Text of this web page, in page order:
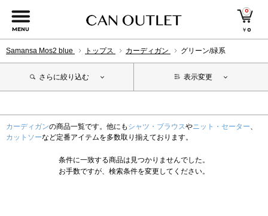
MENU
0
￥0
Samansa Mos2 blue トップス カーディガン グリーン/緑系
さらに絞り込む 表示変更
カーディガンの商品一覧です。他にも シャツ・ブラウスやニット・セーター、
カットソーなど定番アイテムを多数取り揃えております。
条件に一致する商品は見つかりませんでした。
お手数ですが、検索条件を変更してください。